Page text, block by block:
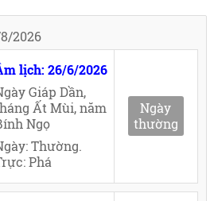
2026
lịch: 26/6/2026
Giáp Dần,
Ất Mùi, năm
Ngọ
Thường.
Phá
Ngày
thường